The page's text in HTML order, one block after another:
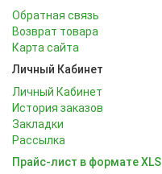
Обратная связь
Возврат товара
Карта сайта
Личный Кабинет
Личный Кабинет
История заказов
Закладки
Рассылка
Прайс-лист в формате XLS